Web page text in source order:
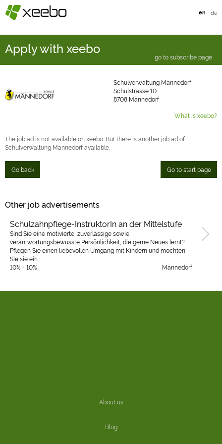
§xeebo en de
Apply with xeebo
go to subscribe page
Schulverwaltung Männedorf
Schulstrasse 10
8708 Männedorf
What is xeebo?
The job ad is not available on xeebo. But there is another job ad of
Schulverwaltung Männedorf available.
Go back Go to start page
Other job advertisements
Schulzahnpflege-InstruktorIn an der Mittelstufe
Sind Sie eine motivierte, zuverlässige sowie
verantwortungsbewusste Persönlichkeit, die gerne Neues lernt?
Pflegen Sie einen liebevollen Umgang mit Kindern und möchten
Sie sie ein
10% - 10%
Männedorf
About us
Blog